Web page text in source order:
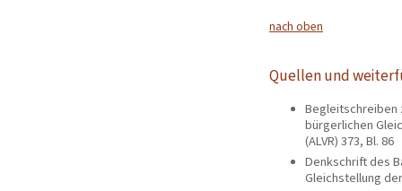
nach oben
Quellen und
Begleitschreiben
bürgerlichen
(ALVR) 373, Bl. 86
Denkschrift des
Gleichstellung der